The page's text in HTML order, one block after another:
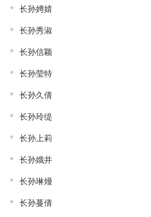
长孙娉婧
长孙秀淑
长孙信颖
长孙莹特
长孙久倩
长孙玲缇
长孙上莉
长孙娥井
长孙琳熳
长孙蔓倩